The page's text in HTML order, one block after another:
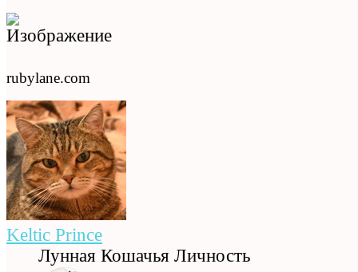
rubylane.com
Keltic Prince
Лунная Кошачья Личность